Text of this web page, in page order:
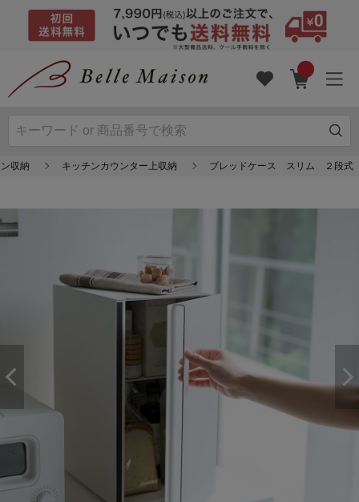
収納 キッチンカウンター上収納 ブレッドケース スリム ２段式